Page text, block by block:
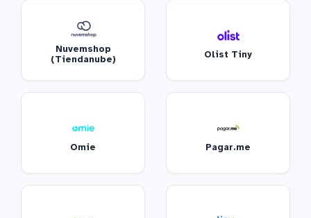
Nuvemshop
(Tiendanube)
Olist Tiny
Omie Pagar.me